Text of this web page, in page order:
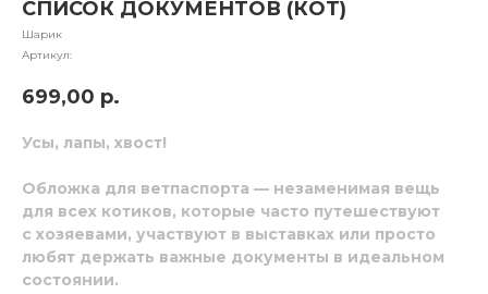
СПИСОК ДОКУМЕНТОВ (КОТ)
Шарик
Артикул:
699,00 р.
Усы, лапы, хвост!
Обложка для ветпаспорта — незаменимая вещь
для всех котиков, которые часто путешествуют
с хозяевами, участвуют в выставках или просто
любят держать важные документы в идеальном
состоянии.